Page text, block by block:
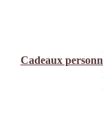
Cadeaux